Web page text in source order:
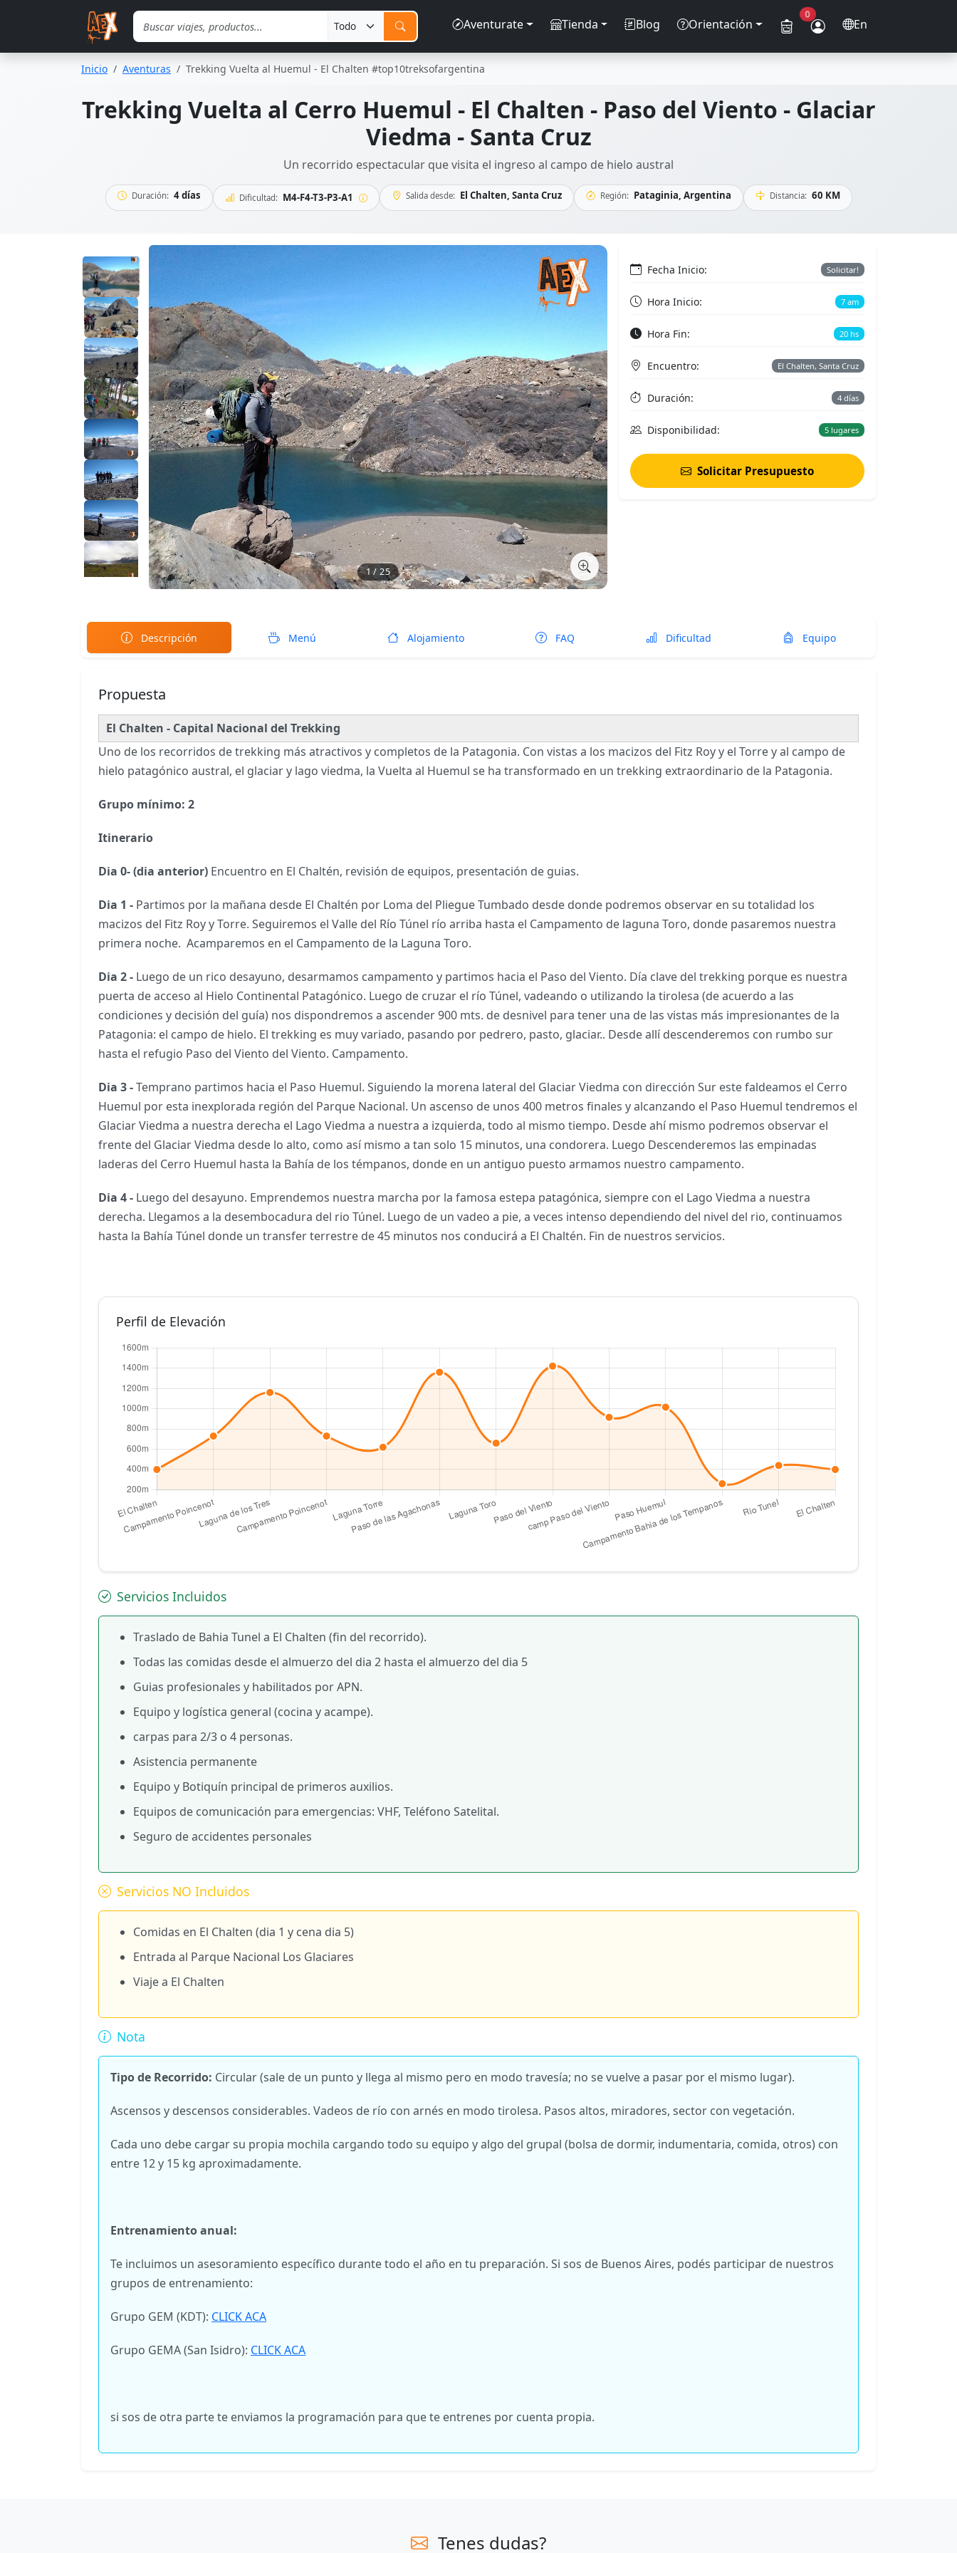
Saltar al contenido principal
Aventurate
Tienda Blog Orientación
0
En
Inicio Aventuras Trekking Vuelta al Huemul - El Chalten #top10treksofargentina
Trekking Vuelta al Cerro Huemul - El Chalten - Paso del Viento - Glaciar
Viedma - Santa Cruz
Un recorrido espectacular que visita el ingreso al campo de hielo austral
Duración: 4 días Dificultad: M4-F4-T3-P3-A1 Salida desde: El Chalten, Santa Cruz Región: Pataginia, Argentina Distancia: 60 KM
1 / 25
Fecha Inicio: Solicitar!
Hora Inicio: 7 am
Hora Fin: 20 hs
Encuentro: El Chalten, Santa Cruz
Duración: 4 días
Disponibilidad: 5 lugares
Solicitar Presupuesto
Descripción Menú Alojamiento FAQ Dificultad Equipo
Propuesta
El Chalten - Capital Nacional del Trekking
Uno de los recorridos de trekking más atractivos y completos de la Patagonia. Con vistas a los macizos del Fitz Roy y el Torre y al campo de
hielo patagónico austral, el glaciar y lago viedma, la Vuelta al Huemul se ha transformado en un trekking extraordinario de la Patagonia.
Grupo mínimo: 2
Itinerario
Dia 0- (dia anterior) Encuentro en El Chaltén, revisión de equipos, presentación de guias.
Dia 1 - Partimos por la mañana desde El Chaltén por Loma del Pliegue Tumbado desde donde podremos observar en su totalidad los
macizos del Fitz Roy y Torre. Seguiremos el Valle del Río Túnel río arriba hasta el Campamento de laguna Toro, donde pasaremos nuestra
primera noche. Acamparemos en el Campamento de la Laguna Toro.
Dia 2 - Luego de un rico desayuno, desarmamos campamento y partimos hacia el Paso del Viento. Día clave del trekking porque es nuestra
puerta de acceso al Hielo Continental Patagónico. Luego de cruzar el río Túnel, vadeando o utilizando la tirolesa (de acuerdo a las
condiciones y decisión del guía) nos dispondremos a ascender 900 mts. de desnivel para tener una de las vistas más impresionantes de la
Patagonia: el campo de hielo. El trekking es muy variado, pasando por pedrero, pasto, glaciar.. Desde allí descenderemos con rumbo sur
hasta el refugio Paso del Viento del Viento. Campamento.
Dia 3 -Temprano partimos hacia el Paso Huemul. Siguiendo la morena lateral del Glaciar Viedma con dirección Sur este faldeamos el Cerro
Huemul por esta inexplorada región del Parque Nacional. Un ascenso de unos 400 metros finales y alcanzando el Paso Huemul tendremos el
Glaciar Viedma a nuestra derecha el Lago Viedma a nuestra a izquierda, todo al mismo tiempo. Desde ahí mismo podremos observar el
frente del Glaciar Viedma desde lo alto, como así mismo a tan solo 15 minutos, una condorera. Luego Descenderemos las empinadas
laderas del Cerro Huemul hasta la Bahía de los témpanos, donde en un antiguo puesto armamos nuestro campamento.
Dia 4 - Luego del desayuno. Emprendemos nuestra marcha por la famosa estepa patagónica, siempre con el Lago Viedma a nuestra
derecha. Llegamos a la desembocadura del rio Túnel. Luego de un vadeo a pie, a veces intenso dependiendo del nivel del rio, continuamos
hasta la Bahía Túnel donde un transfer terrestre de 45 minutos nos conducirá a El Chaltén. Fin de nuestros servicios.
Perfil de Elevación
Servicios Incluidos
Traslado de Bahia Tunel a El Chalten (fin del recorrido).
Todas las comidas desde el almuerzo del dia 2 hasta el almuerzo del dia 5
Guias profesionales y habilitados por APN.
Equipo y logística general (cocina y acampe).
carpas para 2/3 o 4 personas.
Asistencia permanente
Equipo y Botiquín principal de primeros auxilios.
Equipos de comunicación para emergencias: VHF, Teléfono Satelital.
Seguro de accidentes personales
Servicios NO Incluidos
Comidas en El Chalten (dia 1 y cena dia 5)
Entrada al Parque Nacional Los Glaciares
Viaje a El Chalten
Nota
Tipo de Recorrido: Circular (sale de un punto y llega al mismo pero en modo travesía; no se vuelve a pasar por el mismo lugar).
Ascensos y descensos considerables. Vadeos de río con arnés en modo tirolesa. Pasos altos, miradores, sector con vegetación.
Cada uno debe cargar su propia mochila cargando todo su equipo y algo del grupal (bolsa de dormir, indumentaria, comida, otros) con
entre 12 y 15 kg aproximadamente.
Entrenamiento anual:
Te incluimos un asesoramiento específico durante todo el año en tu preparación. Si sos de Buenos Aires, podés participar de nuestros
grupos de entrenamiento:
Grupo GEM (KDT): CLICK ACA
Grupo GEMA (San Isidro): CLICK ACA
si sos de otra parte te enviamos la programación para que te entrenes por cuenta propia.
Tenes dudas?